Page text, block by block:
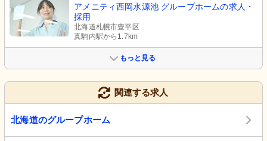
アメニティ西岡水源池 グループホームの求人・
採用
北海道札幌市豊平区
真駒内駅から1.7km
もっと見る
関連する求人
北海道のグループホーム